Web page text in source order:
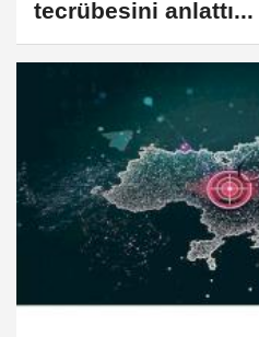
tecrübesini
Ukrayna’nın